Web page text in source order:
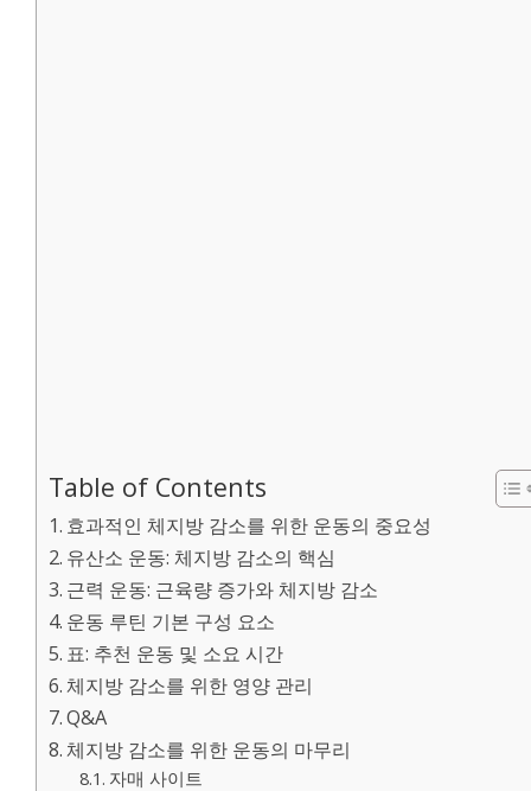
Table of Contents
효과적인 체지방 감소를 위한 운동의 중요성
유산소 운동: 체지방 감소의 핵심
근력 운동: 근육량 증가와 체지방 감소
운동 루틴 기본 구성 요소
표: 추천 운동 및 소요 시간
체지방 감소를 위한 영양 관리
Q&A
체지방 감소를 위한 운동의 마무리
자매 사이트